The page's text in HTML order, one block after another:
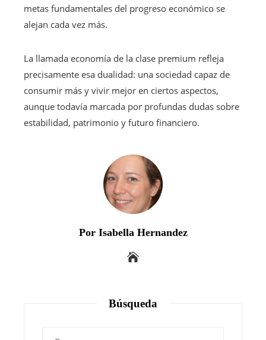
metas fundamentales del progreso económico se
alejan cada vez más.
La llamada economía de la clase premium refleja
precisamente esa dualidad: una sociedad capaz de
consumir más y vivir mejor en ciertos aspectos,
aunque todavía marcada por profundas dudas sobre
estabilidad, patrimonio y futuro financiero.
Por Isabella Hernandez
Búsqueda